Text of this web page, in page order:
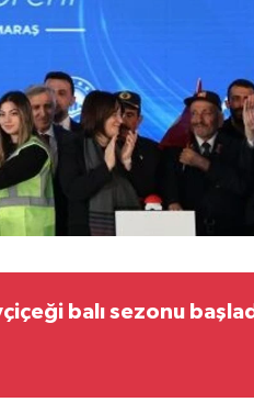
balı sezonu